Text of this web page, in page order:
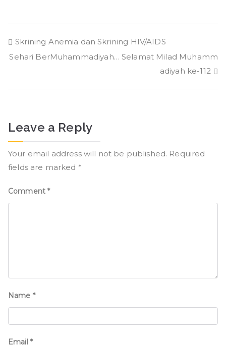
Post
navigation
Skrining Anemia dan Skrining HIV/AIDS
Sehari BerMuhammadiyah… Selamat Milad Muhamm
adiyah ke-112
Leave a Reply
Your email address will not be published. Required
fields are marked *
Comment*
Name *
Email *